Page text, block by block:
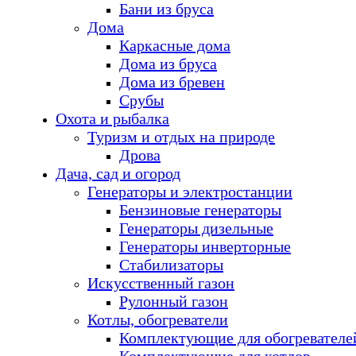
Бани из бруса
Дома
Каркасные дома
Дома из бруса
Дома из бревен
Срубы
Охота и рыбалка
Туризм и отдых на природе
Дрова
Дача, сад и огород
Генераторы и электростанции
Бензиновые генераторы
Генераторы дизельные
Генераторы инверторные
Стабилизаторы
Искусственный газон
Рулонный газон
Котлы, обогреватели
Комплектующие для